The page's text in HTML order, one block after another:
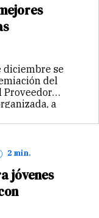
diciembre se
del
Proveedor
a
2 min.
jóvenes